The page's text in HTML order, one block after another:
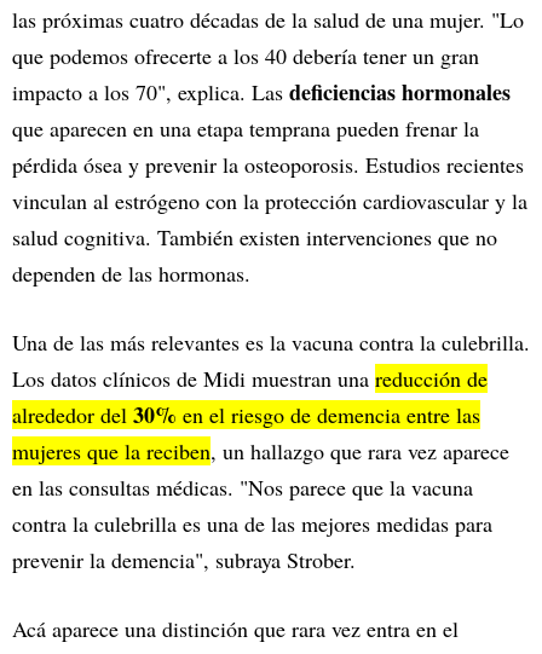
las próximas cuatro décadas de la salud de una mujer. "Lo
que podemos ofrecerte a los 40 debería tener un gran
impacto a los 70", explica. Las deficiencias hormonales
que aparecen en una etapa temprana pueden frenar la
pérdida ósea y prevenir la osteoporosis. Estudios recientes
vinculan al estrógeno con la protección cardiovascular y la
salud cognitiva. También existen intervenciones que no
dependen de las hormonas.
Una de las más relevantes es la vacuna contra la culebrilla.
Los datos clínicos de Midi muestran una reducción de
alrededor del 30% en el riesgo de demencia entre las
mujeres que la reciben, un hallazgo que rara vez aparece
en las consultas médicas. "Nos parece que la vacuna
contra la culebrilla es una de las mejores medidas para
prevenir la demencia", subraya Strober.
Acá aparece una distinción que rara vez entra en el